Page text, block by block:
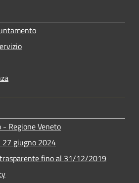
Regione Veneto
giugno 2024
fino al 31/12/2019